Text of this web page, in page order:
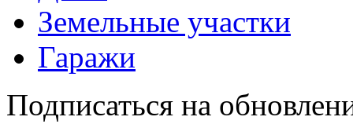
Земельные участки
Гаражи
Подписаться на